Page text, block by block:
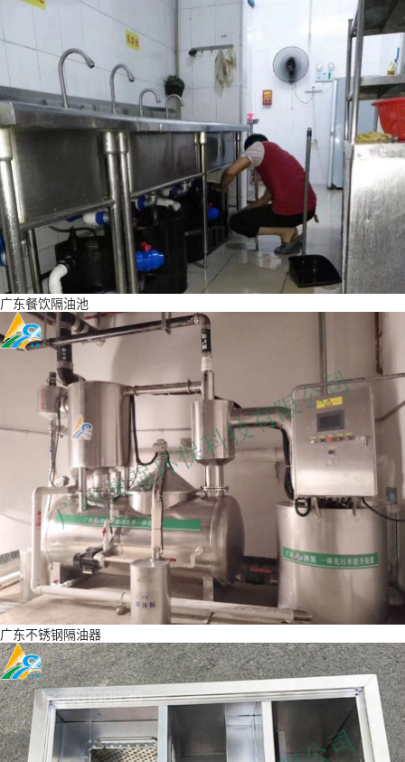
广东餐饮隔油池
广东不锈钢隔油器